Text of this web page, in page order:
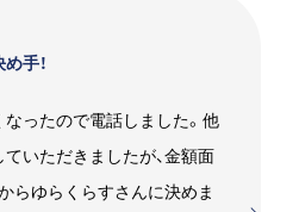
す！
していましたがガスの給湯器に
するとすぐに段取りを組んでく
を売りつけられるんじゃないか